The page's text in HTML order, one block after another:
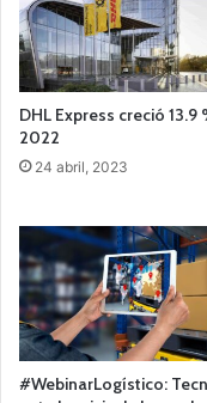
DHL Express creció 13.9
2022
24 abril, 2023
#WebinarLogístico: